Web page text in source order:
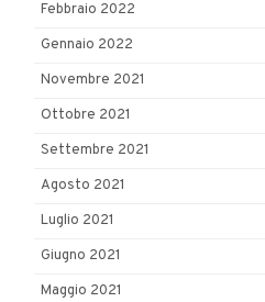
Febbraio 2022
Gennaio 2022
Novembre 2021
Ottobre 2021
Settembre 2021
Agosto 2021
Luglio 2021
Giugno 2021
Maggio 2021